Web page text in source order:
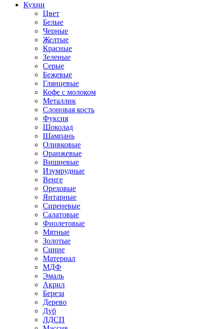
Кухни
Цвет
Белые
Черные
Желтые
Красные
Зеленые
Серые
Бежевые
Глянцевые
Кофе с молоком
Металлик
Слоновая кость
Фуксия
Шоколад
Шампань
Оливковые
Оранжевые
Вишневые
Изумрудные
Венге
Ореховые
Янтарные
Сиреневые
Салатовые
Фиолетовые
Мятные
Золотые
Синие
Материал
МДФ
Эмаль
Акрил
Береза
Дерево
Дуб
ЛДСП